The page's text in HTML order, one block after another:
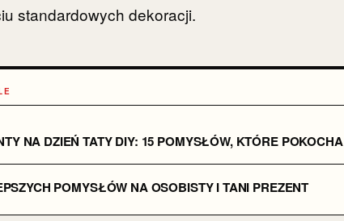
standardowych dekoracji.
NA DZIEŃ TATY DIY: 15 POMYSŁÓW, KTÓRE POKOCHA
POMYSŁÓW NA OSOBISTY I TANI PREZENT